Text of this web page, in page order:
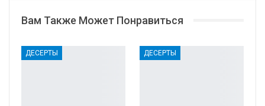
Вам Также Может Понравиться
ДЕСЕРТЫ ДЕСЕРТЫ